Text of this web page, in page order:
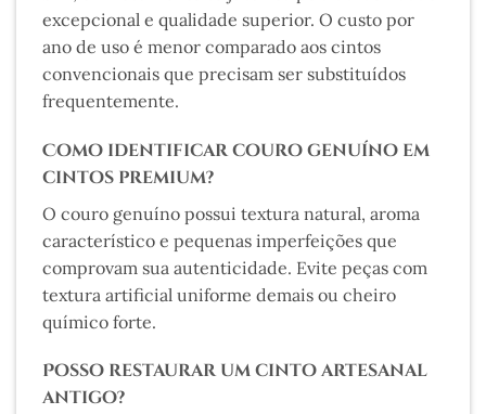
excepcional e qualidade superior. O custo por
ano de uso é menor comparado aos cintos
convencionais que precisam ser substituídos
frequentemente.
Como identificar couro genuíno em
cintos premium?
O couro genuíno possui textura natural, aroma
característico e pequenas imperfeições que
comprovam sua autenticidade. Evite peças com
textura artificial uniforme demais ou cheiro
químico forte.
Posso restaurar um cinto artesanal
antigo?